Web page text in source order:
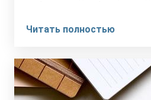
Читать полностью